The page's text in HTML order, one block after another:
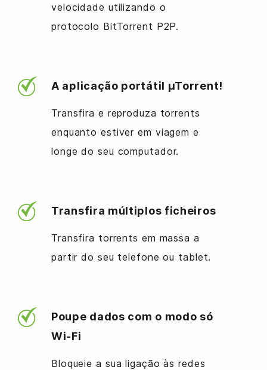
velocidade utilizando o
protocolo BitTorrent P2P.
A aplicação portátil µTorrent!
Transfira e reproduza torrents
enquanto estiver em viagem e
longe do seu computador.
Transfira múltiplos ficheiros
Transfira torrents em massa a
partir do seu telefone ou tablet.
Poupe dados com o modo só
Wi-Fi
Bloqueie a sua ligação às redes